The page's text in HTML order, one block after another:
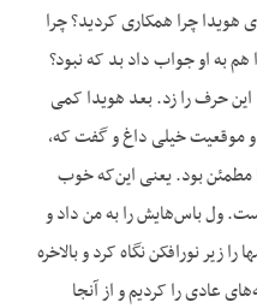
هویدا چرا همکاری کردید؟ چرا
به او جواب داد بد که نبود؟
حرف را زد. بعد هویدا کمی
و موقعیت خیلی داغ و گفت که،
مطمئن بود. یعنی این‌که خوب
ول باس‌هایش را به من داد و
را زیر نورافکن نگاه کرد و بالاخره
عادی را کردیم و از آنجا